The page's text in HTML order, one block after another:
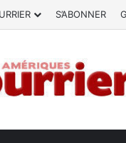
S’ABONNER